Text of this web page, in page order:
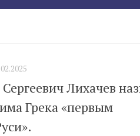
Лихачев
Грека «первым